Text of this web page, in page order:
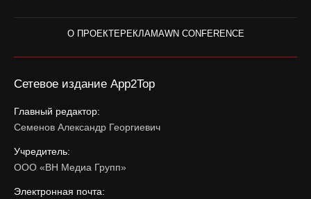
О ПРОЕКТЕРЕКЛАМАWN CONFERENCE
Сетевое издание App2Top
Главный редактор:
Семенов Александр Георгиевич
Учредитель:
ООО «ВН Медиа Групп»
Электронная почта: